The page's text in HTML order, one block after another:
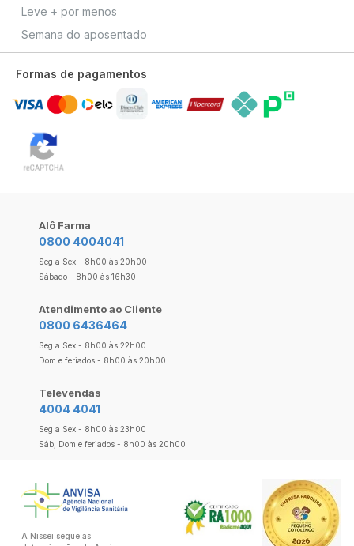
Leve + por menos
Semana do aposentado
Formas de pagamentos
Alô Farma
0800 4004041
Seg a Sex - 8h00 às 20h00
Sábado - 8h00 às 16h30
Atendimento ao Cliente
0800 6436464
Seg a Sex - 8h00 às 22h00
Dom e feriados - 8h00 às 20h00
Televendas
4004 4041
Seg a Sex - 8h00 às 23h00
Sáb, Dom e feriados - 8h00 às 20h00
A Nissei segue as